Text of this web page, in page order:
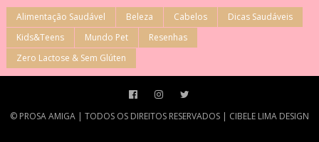
Alimentação Saudável Beleza Cabelos
Dicas Saudáveis
Kids&Teens
Mundo Pet
Resenhas
Zero Lactose & Sem Glúten
©‎ PROSA AMIGA | TODOS OS DIREITOS RESERVADOS | CIBELE LIMA DESIGN